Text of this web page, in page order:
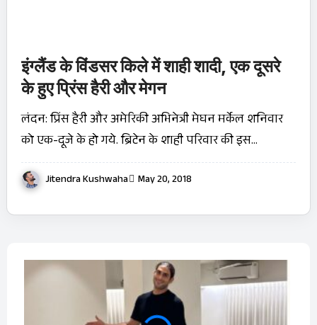
इंग्लैंड के विंडसर किले में शाही शादी, एक दूसरे
के हुए प्रिंस हैरी और मेगन
लंदन: प्रिंस हैरी और अमेरिकी अभिनेत्री मेघन मर्केल शनिवार
को एक-दूजे के हो गये. ब्रिटेन के शाही परिवार की इस…
Jitendra Kushwaha May 20, 2018